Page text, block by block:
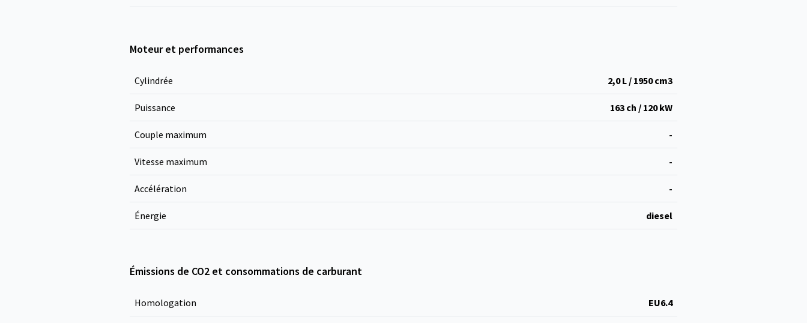
Moteur et performances
Cylindrée 2,0 L / 1950 cm3
Puissance 163 ch / 120 kW
Couple maximum -
Vitesse maximum -
Accélération -
Énergie diesel
Émissions de CO2 et consommations de carburant
Homologation EU6.4